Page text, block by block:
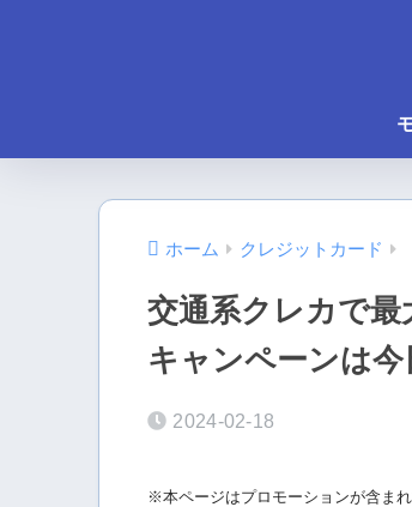
ホーム クレジットカード
交通系クレカで
キャンペーンは今
2024-02-18
※本ページはプロモーションが含ま